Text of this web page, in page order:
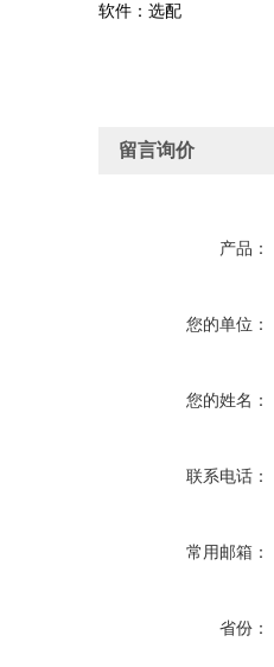
软件：选配
留言询价
产品：
您的单位：
您的姓名：
联系电话：
常用邮箱：
省份：